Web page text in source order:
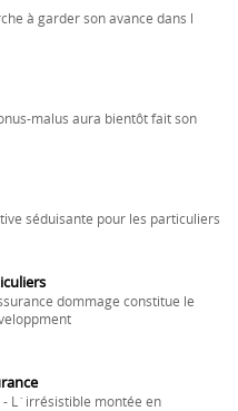
à garder son avance dans l
malus aura bientôt fait son
séduisante pour les particuliers
dommage constitue le
L´irrésistible montée en